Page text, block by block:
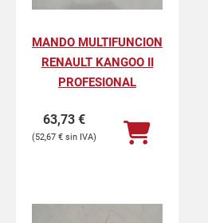
MANDO MULTIFUNCION
RENAULT KANGOO II
PROFESIONAL
63,73 €
52,67 €